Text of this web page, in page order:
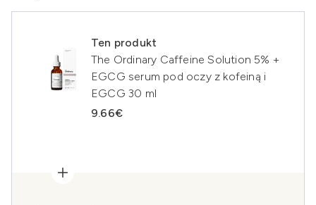
Ten produkt
The Ordinary Caffeine Solution 5% +
EGCG serum pod oczy z kofeiną i
EGCG 30 ml
9.66€